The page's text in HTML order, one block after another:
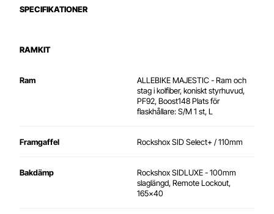
SPECIFIKATIONER
RAMKIT
Ram
ALLEBIKE MAJESTIC - Ram och
stag i kolfiber, koniskt styrhuvud,
PF92, Boost148 Plats för
flaskhållare: S/M 1 st, L
Framgaffel Rockshox SID Select+ / 110mm
Bakdämp
Rockshox SIDLUXE - 100mm
slaglängd, Remote Lockout,
165x40